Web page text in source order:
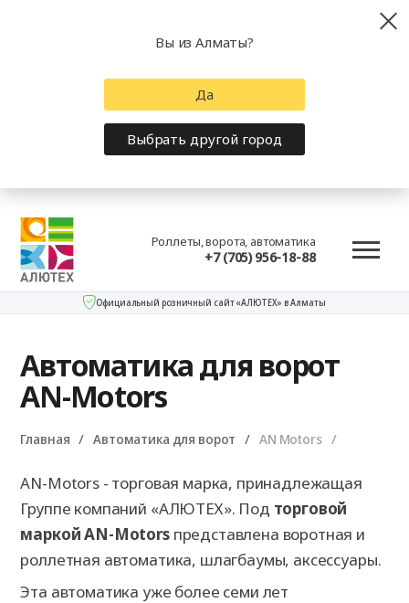
Роллеты, ворота, автоматика
+7 (705) 956-18-88
Официальный розничный сайт «АЛЮТЕХ» в Алматы
Автоматика для ворот
AN-Motors
Главная Автоматика для ворот AN Motors
AN-Motors - торговая марка, принадлежащая
Группе компаний «АЛЮТЕХ». Под торговой
маркой AN-Motorsпредставлена воротная и
роллетная автоматика, шлагбаумы, аксессуары.
Эта автоматика уже более семи лет
Вы из Алматы?
Да
Выбрать другой город